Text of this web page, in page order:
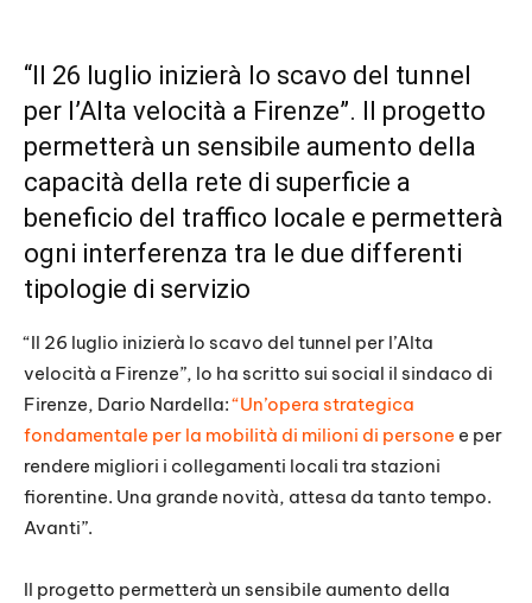
“Il 26 luglio inizierà lo scavo del tunnel
per l’Alta velocità a Firenze”. Il progetto
permetterà un sensibile aumento della
capacità della rete di superficie a
beneficio del traffico locale e permetterà
ogni interferenza tra le due differenti
tipologie di servizio
“Il 26 luglio inizierà lo scavo del tunnel per l’Alta
velocità a Firenze”, lo ha scritto sui social il sindaco di
Firenze, Dario Nardella:“Un’opera strategica
fondamentale per la mobilità di milioni di persone e per
rendere migliori i collegamenti locali tra stazioni
fiorentine. Una grande novità, attesa da tanto tempo.
Avanti”.
Il progetto permetterà un sensibile aumento della